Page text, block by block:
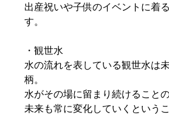
出産祝いや子供のイベントに着
す。
・観世水
水の流れを表している観世水は
柄。
水がその場に留まり続けること
未来も常に変化していくという